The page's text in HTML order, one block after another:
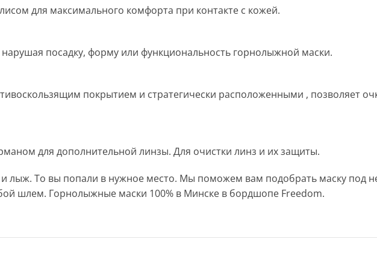
для максимального комфорта при контакте с кожей.
посадку, форму или функциональность горнолыжной маски.
покрытием и стратегически расположенными , позволяет
для дополнительной линзы. Для очистки линз и их защиты.
и лыж. То вы попали в нужное место. Мы поможем вам подобрать маску под
шлем. Горнолыжные маски 100% в Минске в бордшопе Freedom.